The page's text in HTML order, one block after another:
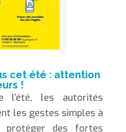
cet été : attention
!
l’été, les autorités
les gestes simples à
protéger des fortes